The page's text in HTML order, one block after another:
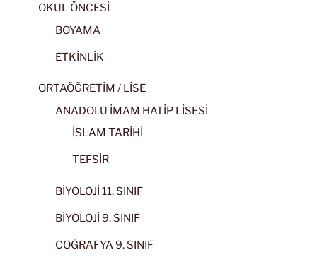
OKUL ÖNCESİ
BOYAMA
ETKİNLİK
ORTAÖĞRETİM / LİSE
ANADOLU İMAM HATİP LİSESİ
İSLAM TARİHİ
TEFSİR
BİYOLOJİ 11. SINIF
BİYOLOJİ 9. SINIF
COĞRAFYA 9. SINIF